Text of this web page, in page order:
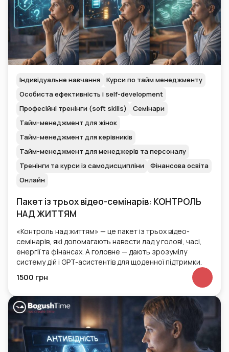
Індивідуальне навчання
Курси по тайм менеджменту
Особиста ефективність і self-development
Професійні тренінги (soft skills)
Семінари
Тайм-менеджмент для жінок
Тайм-менеджмент для керівників
Тайм-менеджмент для менеджерів та персоналу
Тренінги та курси із самодисципліни
Фінансова освіта
Онлайн
Пакет із трьох відео-семінарів: КОНТРОЛЬ
НАД ЖИТТЯМ
«Контроль над життям» — це пакет із трьох відео-
семінарів, які допомагають навести лад у голові, часі,
енергії та фінансах. А головне — дають зрозумілу
систему дій і GPT-асистентів для щоденної підтримки.
1500 грн